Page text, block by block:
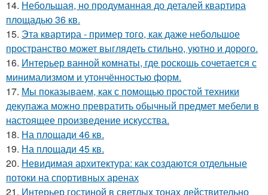
14. Небольшая, но продуманная до деталей квартира
площадью 36 кв.
15. Эта квартира - пример того, как даже небольшое
пространство может выглядеть стильно, уютно и дорого.
16. Интерьер ванной комнаты, где роскошь сочетается с
минимализмом и утончённостью форм.
17. Мы показываем, как с помощью простой техники
декупажа можно превратить обычный предмет мебели в
настоящее произведение искусства.
18. На площади 46 кв.
19. На площади 45 кв.
20. Невидимая архитектура: как создаются отдельные
потоки на спортивных аренах
21. Интерьер гостиной в светлых тонах действительно